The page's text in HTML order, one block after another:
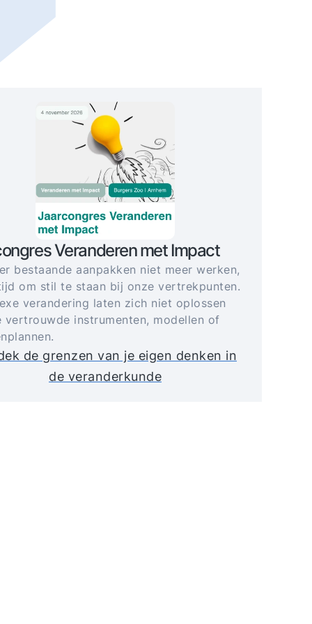
Veranderen met Impact
bestaande aanpakken niet meer werken,
om stil te staan bij onze vertrekpunten.
verandering laten zich niet oplossen
vertrouwde instrumenten, modellen of
de grenzen van je eigen denken in
de veranderkunde